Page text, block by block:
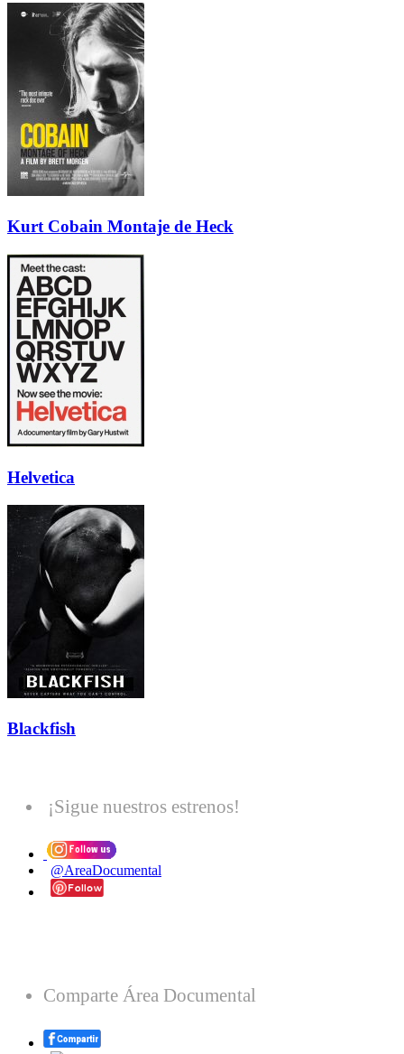
Kurt Cobain Montaje de Heck
Helvetica
Blackfish
¡Sigue nuestros estrenos!
@AreaDocumental
Comparte Área Documental